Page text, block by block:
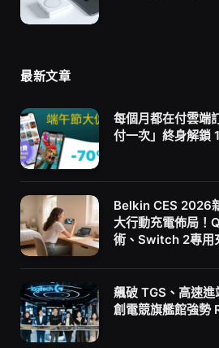
最新文章
每個月都在付雲端
付一次」終身解鎖
Belkin CES 2026
大行動充電佈局！
術、Switch 2專用
飆破 TGS、高速
創電競旗艦館強勢